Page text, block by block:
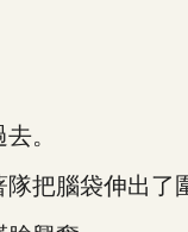
。
腦袋伸出了